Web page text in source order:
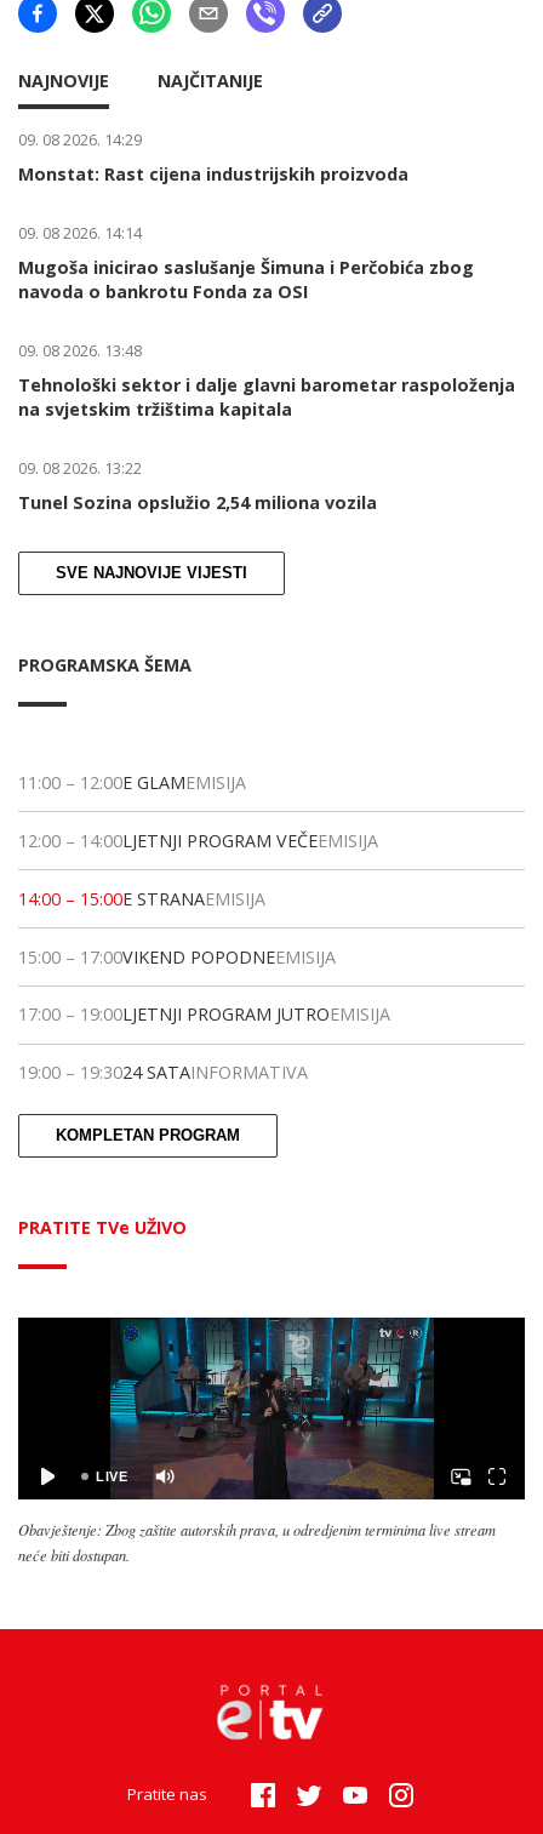
NAJNOVIJE NAJČITANIJE
09. 08 2026. 14:29
Monstat: Rast cijena industrijskih proizvoda
09. 08 2026. 14:14
Mugoša inicirao saslušanje Šimuna i Perčobića zbog
navoda o bankrotu Fonda za OSI
09. 08 2026. 13:48
Tehnološki sektor i dalje glavni barometar raspoloženja
na svjetskim tržištima kapitala
09. 08 2026. 13:22
Tunel Sozina opslužio 2,54 miliona vozila
SVE NAJNOVIJE VIJESTI
PROGRAMSKA ŠEMA
11:00 – 12:00E GLAMEMISIJA
12:00 – 14:00LJETNJI PROGRAM VEČEEMISIJA
14:00 – 15:00E STRANAEMISIJA
15:00 – 17:00VIKEND POPODNEEMISIJA
17:00 – 19:00LJETNJI PROGRAM JUTROEMISIJA
19:00 – 19:3024 SATAINFORMATIVA
KOMPLETAN PROGRAM
PRATITE TVe UŽIVO
Obavještenje: Zbog zaštite autorskih prava, u odredjenim terminima live stream
neće biti dostupan.
Pratite nas